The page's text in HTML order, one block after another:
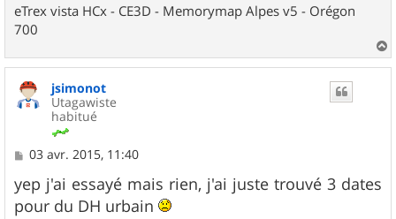
eTrex vista HCx - CE3D - Memorymap Alpes v5 - Orégon
700
a
jsimonot
Utagawiste
habitué
M
s
s
a
03 avr. 2015, 11:40
yep j'ai essayé mais rien, j'ai juste trouvé 3 dates
pour du DH urbain